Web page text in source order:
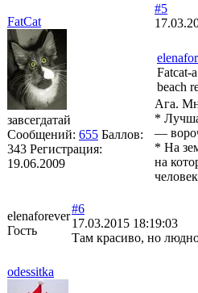
FatCat
завсегдатай
Сообщений: 655 Баллов:
343 Регистрация:
19.06.2009
#5
Fatcat-
beach
Ага.
*
—
* На
на
elenaforever
Гость
#6
17.03.2015 18:19:03
Там красиво, но
odessitka